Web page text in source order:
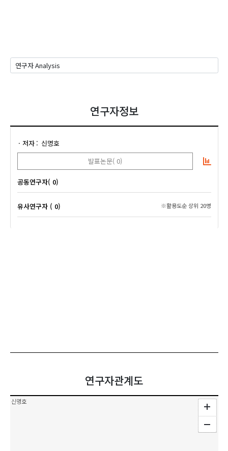
연구자정보
저자
신명호
발표논문( 0)
공동연구자( 0)
유사연구자 ( 0) ※활용도순 상위 20명
연구자관계도
신명호